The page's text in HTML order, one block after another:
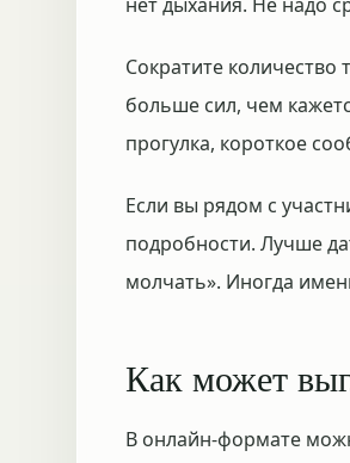
Сократите
больше сил, чем
прогулка, короткое
Если вы рядом с
подробности. Лучше
молчать». Иногда
Как может
В онлайн-формате